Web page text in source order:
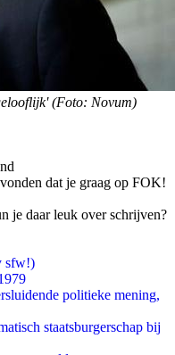
(Foto: Novum)
dat je graag op FOK!
je daar leuk over schrijven?
sfw!)
politieke mening,
staatsburgerschap bij